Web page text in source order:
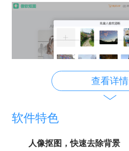
查看详情
软件特色
人像抠图，快速去除背景